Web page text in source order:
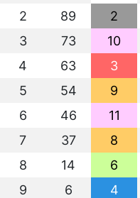
2
89 2
3
73 10
4
63 3
5
54 9
6
46 11
7
37 8
8
14 6
9
6 4